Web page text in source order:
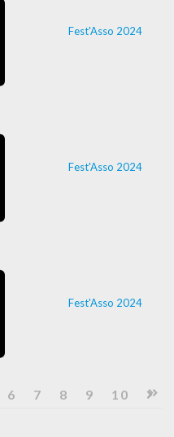
Fest'Asso 2024
Fest'Asso 2024
Fest'Asso 2024
6 7 8 9 10